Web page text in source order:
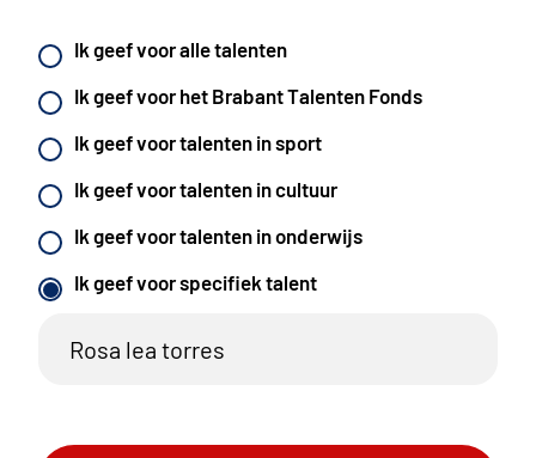
Ik geef voor alle talenten
Ik geef voor het Brabant Talenten Fonds
Ik geef voor talenten in sport
Ik geef voor talenten in cultuur
Ik geef voor talenten in onderwijs
Ik geef voor specifiek talent